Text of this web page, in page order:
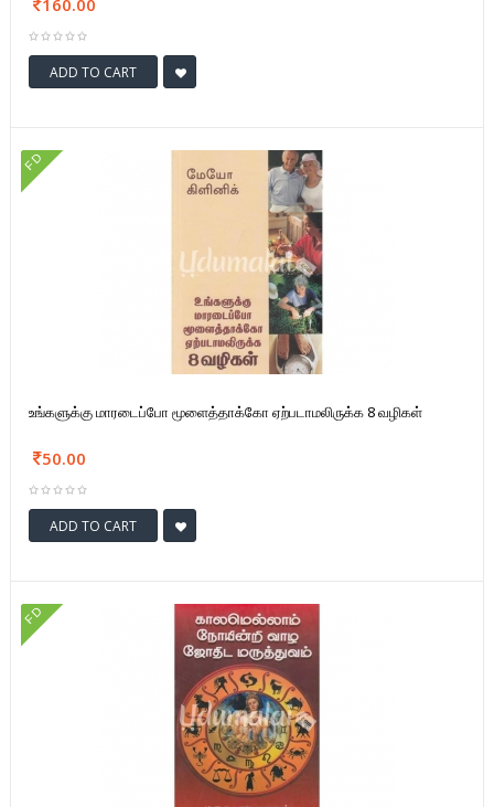
160.00
ADD TO CART
FD
உங்களுக்கு மாரடைப்போ மூளைத்தாக்கோ ஏற்படாமலிருக்க 8 வழிகள்
50.00
ADD TO CART
FD